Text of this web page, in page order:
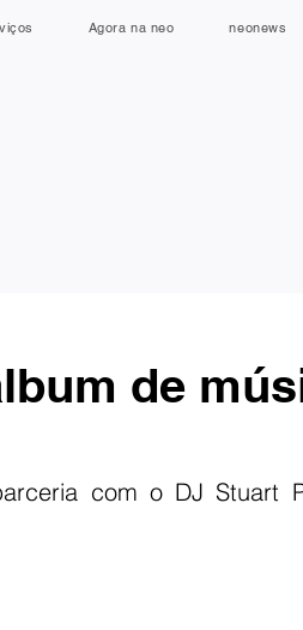
Agora na neo neonews
de
com o DJ Stuart